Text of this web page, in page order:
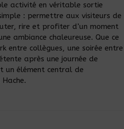
activité en véritable sortie
: permettre aux visiteurs de
rire et profiter d’un moment
ambiance chaleureuse. Que ce
entre collègues, une soirée entre
après une journée de
un élément central de
Hache.